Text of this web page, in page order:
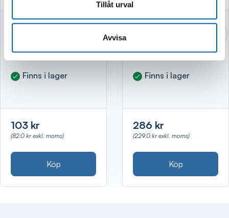
Tillåt urval
Avvisa
MONTAGEHANDSK
Finns i lager
103 kr
(82.0 kr exkl. moms)
Köp
ARBETSHANDSKAR
Finns i lager
286 kr
(229.0 kr exkl. moms)
Köp